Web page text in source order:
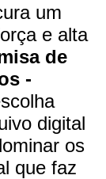
um
e alta
de
-
digital
os
que faz